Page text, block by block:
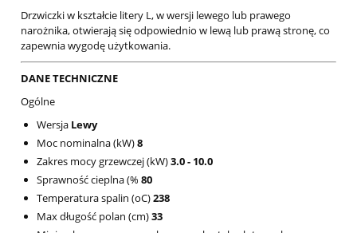
Drzwiczki w kształcie litery L, w wersji lewego lub prawego
narożnika, otwierają się odpowiednio w lewą lub prawą stronę, co
zapewnia wygodę użytkowania.
DANE TECHNICZNE
Ogólne
Wersja Lewy
Moc nominalna (kW)8
Zakres mocy grzewczej (kW)3.0 - 10.0
Sprawność cieplna (% 80
Temperatura spalin (oC)238
Max długość polan (cm)33